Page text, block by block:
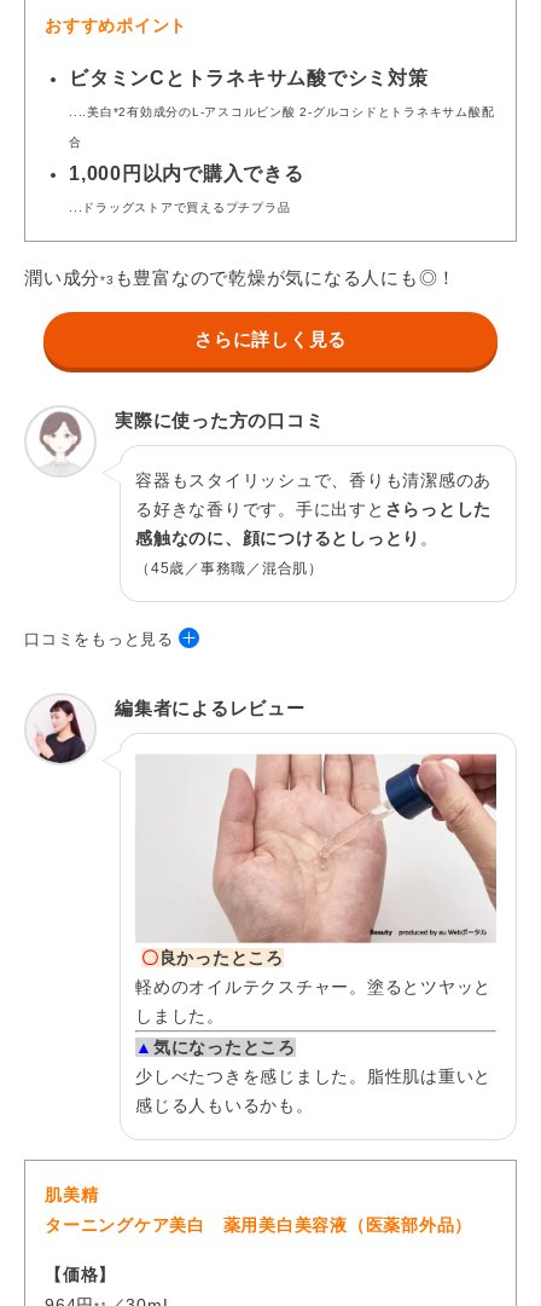
おすすめポイント
ビタミンCとトラネキサム酸でシミ対策
....美白*2有効成分のL-アスコルビン酸 2-グルコシドとトラネキサム酸配
合
1,000円以内で購入できる
...ドラッグストアで買えるプチプラ品
潤い成分*3 も豊富なので乾燥が気になる人にも◎！
さらに詳しく見る
実際に使った方の口コミ
容器もスタイリッシュで、香りも清潔感のあ
る好きな香りです。手に出すと さらっとした
感触なのに、顔につけるとしっとり 。
（45歳／事務職／混合肌）
口コミをもっと見る
さらっとしているので伸ばしやすく、その後
の肌馴染みも良いです。ドラッグストアなど
の店舗やネットでも購入できるので、続けや
すいです。
27歳／会社員／敏感肌
トラネキサム酸が配合されている美容液でチ
ャレンジしやすい手頃な価格なのがいい。1
本使ってみたが、正直、目に見える変化はわ
からなかった。
編集者によるレビュー
〇良かったところ
軽めのオイルテクスチャー。塗るとツヤッと
しました。
▲ 気になったところ
少しべたつきを感じました。脂性肌は重いと
感じる人もいるかも。
肌美精
ターニングケア美白 薬用美白美容液（医薬部外品）
【価格】